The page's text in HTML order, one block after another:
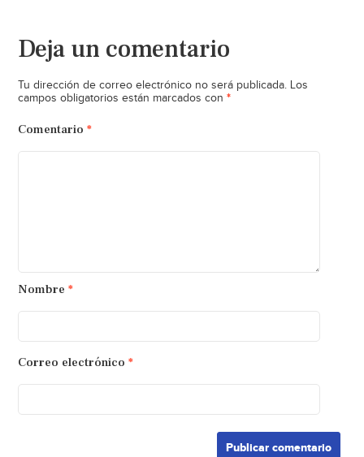
Deja un comentario
Tu dirección de correo electrónico no será publicada. Los
campos obligatorios están marcados con *
Comentario *
Nombre *
Correo electrónico *